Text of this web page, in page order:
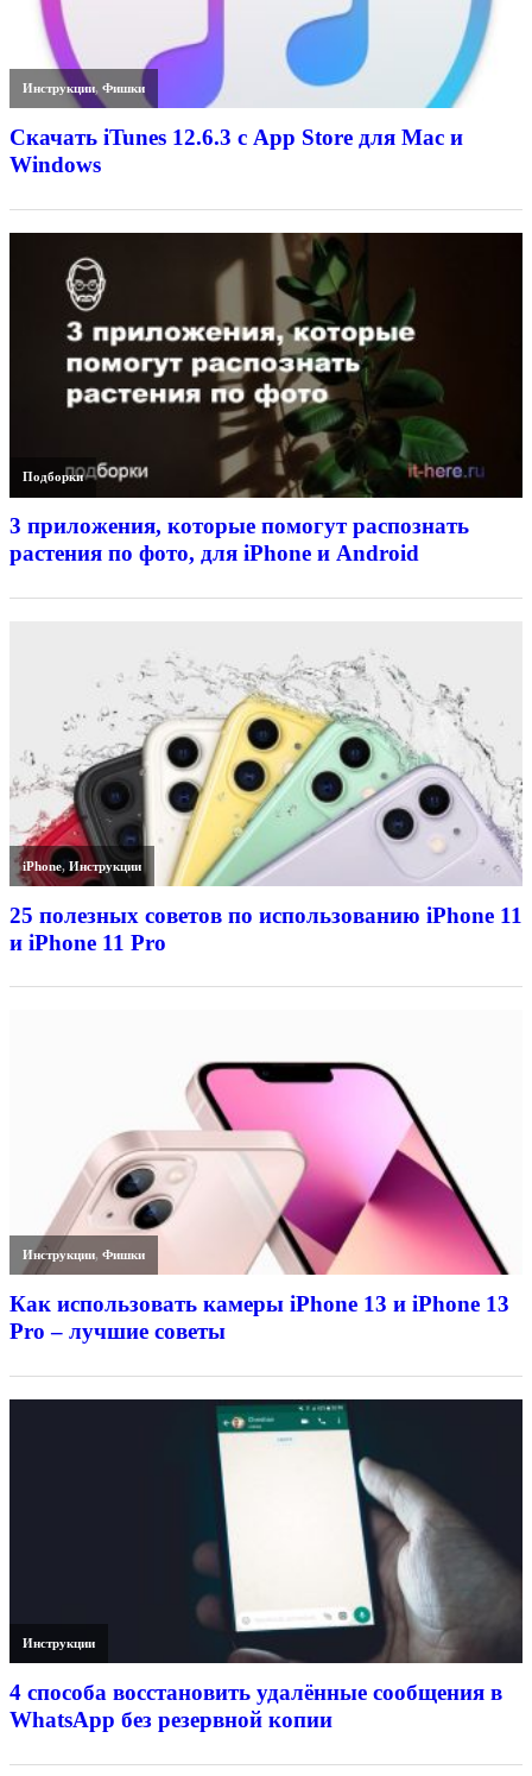
Инструкции,Фишки
Скачать iTunes 12.6.3 с App Store для Mac и
Windows
Подборки
3 приложения, которые помогут распознать
растения по фото, для iPhone и Android
iPhone,Инструкции
25 полезных советов по использованию iPhone 11
и iPhone 11 Pro
Инструкции,Фишки
Как использовать камеры iPhone 13 и iPhone 13
Pro – лучшие советы
Инструкции
4 способа восстановить удалённые сообщения в
WhatsApp без резервной копии